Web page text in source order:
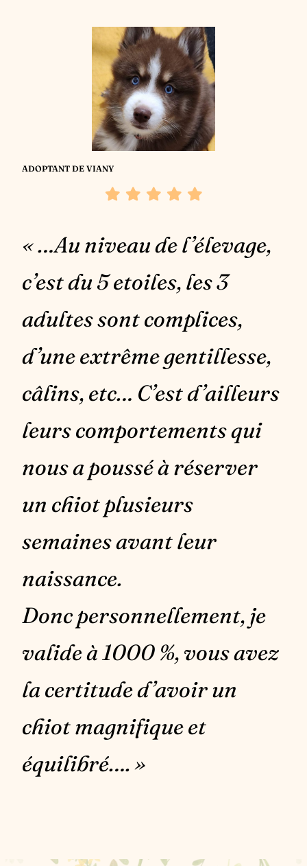
ADOPTANT DE VIANY
« …Au niveau de l’élevage,
c’est du 5 etoiles, les 3
adultes sont complices,
d’une extrême gentillesse,
câlins, etc… C’est d’ailleurs
leurs comportements qui
nous a poussé à réserver
un chiot plusieurs
semaines avant leur
naissance.
Donc personnellement, je
valide à 1000 %, vous avez
la certitude d’avoir un
chiot magnifique et
équilibré…. »